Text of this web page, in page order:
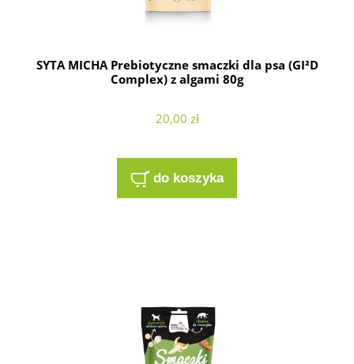
SYTA MICHA Prebiotyczne smaczki dla psa (GI²D
Complex) z algami 80g
20,00 zł
do koszyka